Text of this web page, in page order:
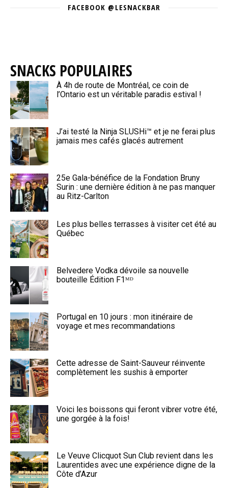
FACEBOOK @LESNACKBAR
SNACKS POPULAIRES
À 4h de route de Montréal, ce coin de
l’Ontario est un véritable paradis estival !
J’ai testé la Ninja SLUSHi™ et je ne ferai plus
jamais mes cafés glacés autrement
25e Gala-bénéfice de la Fondation Bruny
Surin : une dernière édition à ne pas manquer
au Ritz-Carlton
Les plus belles terrasses à visiter cet été au
Québec
Belvedere Vodka dévoile sa nouvelle
bouteille Édition F1ᴹᴰ
Portugal en 10 jours : mon itinéraire de
voyage et mes recommandations
Cette adresse de Saint-Sauveur réinvente
complètement les sushis à emporter
Voici les boissons qui feront vibrer votre été,
une gorgée à la fois!
Le Veuve Clicquot Sun Club revient dans les
Laurentides avec une expérience digne de la
Côte d’Azur